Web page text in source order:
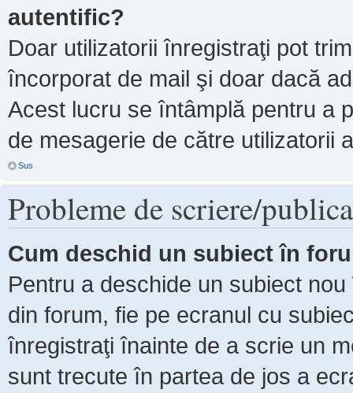
autentific?
Doar utilizatorii înregistraţi pot
încorporat de mail şi doar dacă
Acest lucru se întâmplă pentru a
de mesagerie de către utilizatorii
Sus
Probleme de scriere/
Cum deschid un subiect în
Pentru a deschide un subiect
din forum, fie pe ecranul cu
înregistraţi înainte de a scrie un
sunt trecute în partea de jos a